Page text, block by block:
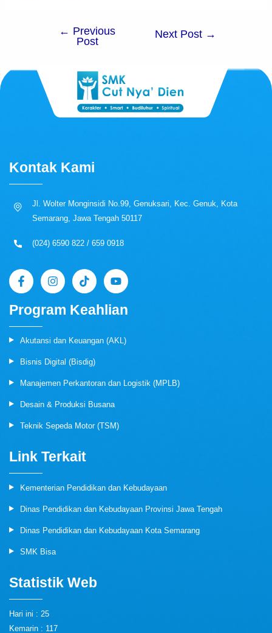
← Previous
Post
Next Post →
Kontak Kami
Jl. Wolter Monginsidi No.99, Genuksari, Kec. Genuk, Kota
Semarang, Jawa Tengah 50117
(024) 6590 822 / 659 0918
Program Keahlian
Akutansi dan Keuangan (AKL)
Bisnis Digital (Bisdig)
Manajemen Perkantoran dan Logistik (MPLB)
Desain & Produksi Busana
Teknik Sepeda Motor (TSM)
Link Terkait
Kementerian Pendidikan dan Kebudayaan
Dinas Pendidikan dan Kebudayaan Provinsi Jawa Tengah
Dinas Pendidikan dan Kebudayaan Kota Semarang
SMK Bisa
Statistik Web
Hari ini : 25
Kemarin : 117